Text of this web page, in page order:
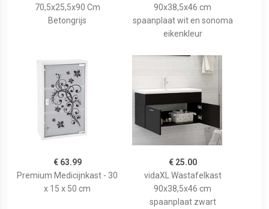
70,5x25,5x90 Cm
Betongrijs
90x38,5x46 cm
spaanplaat wit en sonoma
eikenkleur
€ 63.99
Premium Medicijnkast - 30
x 15 x 50 cm
€ 25.00
vidaXL Wastafelkast
90x38,5x46 cm
spaanplaat zwart